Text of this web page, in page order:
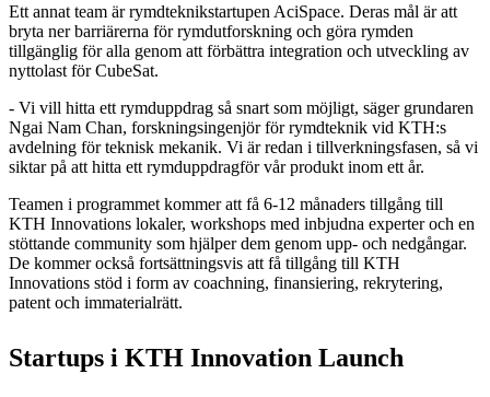
Ett annat team är rymdteknikstartupen AciSpace. Deras mål är att
bryta ner barriärerna för rymdutforskning och göra rymden
tillgänglig för alla genom att förbättra integration och utveckling av
nyttolast för CubeSat.
- Vi vill hitta ett rymduppdrag så snart som möjligt, säger grundaren
Ngai Nam Chan, forskningsingenjör för rymdteknik vid KTH:s
avdelning för teknisk mekanik. Vi är redan i tillverkningsfasen, så vi
siktar på att hitta ett rymduppdragför vår produkt inom ett år.
Teamen i programmet kommer att få 6-12 månaders tillgång till
KTH Innovations lokaler, workshops med inbjudna experter och en
stöttande community som hjälper dem genom upp- och nedgångar.
De kommer också fortsättningsvis att få tillgång till KTH
Innovations stöd i form av coachning, finansiering, rekrytering,
patent och immaterialrätt.
Startups i KTH Innovation Launch